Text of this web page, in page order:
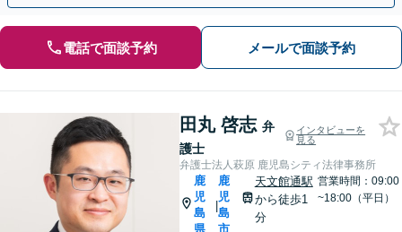
電話で面談予約 メールで面談予約
田丸 啓志 弁
護士
インタビューを
見る
弁護士法人萩原 鹿児島シティ法律事務所
鹿
児
島
県
|
鹿
児
島
市
天文館通駅
から徒歩1
分
営業時間：09:00
~18:00（平日）